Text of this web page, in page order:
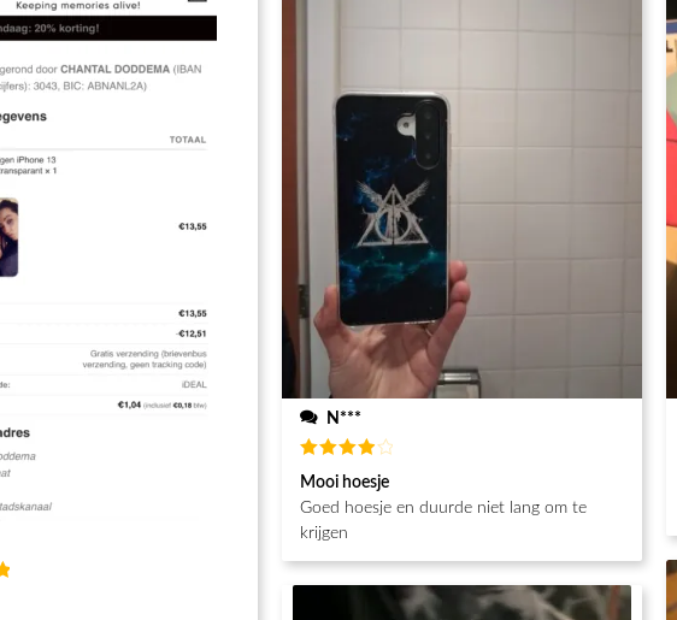
heb
N***
Waardering
4uit 5
Mooi hoesje
Goed hoesje en duurde niet lang om te
krijgen